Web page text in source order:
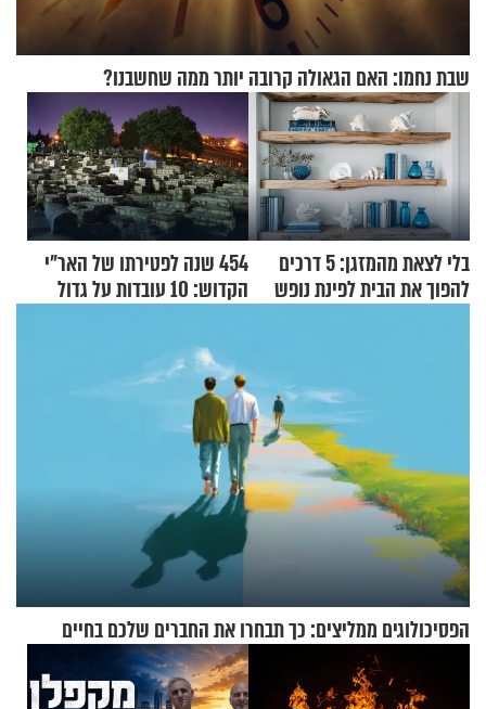
שבת נחמו: האם הגאולה קרובה יותר ממה שחשבנו?
בלי לצאת מהמזגן: 5 דרכים
להפוך את הבית לפינת נופש
454 שנה לפטירתו של האר"י
הקדוש: 10 עובדות על גדול
הפסיכולוגים ממליצים: כך תבחרו את החברים שלכם בחיים